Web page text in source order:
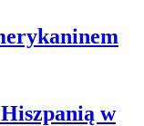
w